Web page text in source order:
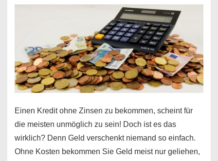
jeden
erfahren
Sie
es
Einen Kredit ohne Zinsen zu bekommen, scheint für
die meisten unmöglich zu sein! Doch ist es das
wirklich? Denn Geld verschenkt niemand so einfach.
Ohne Kosten bekommen Sie Geld meist nur geliehen,